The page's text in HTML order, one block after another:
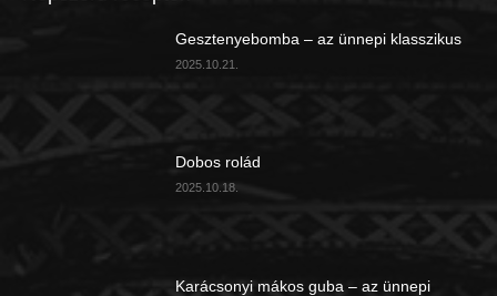
Gesztenyebomba – az ünnepi klasszikus
2025.10.21.
Dobos rolád
2025.10.18.
Karácsonyi mákos guba – az ünnepi